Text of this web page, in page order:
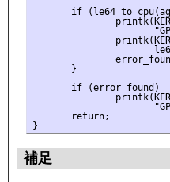
if
       }
       if (error_found)
       return;
補足